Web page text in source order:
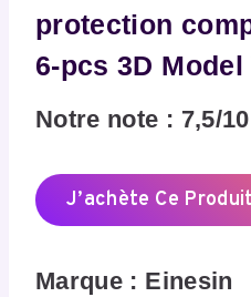
protection
6‑pcs 3D Model
Notre note : 7,5/10
J’achète Ce
Marque : Einesin